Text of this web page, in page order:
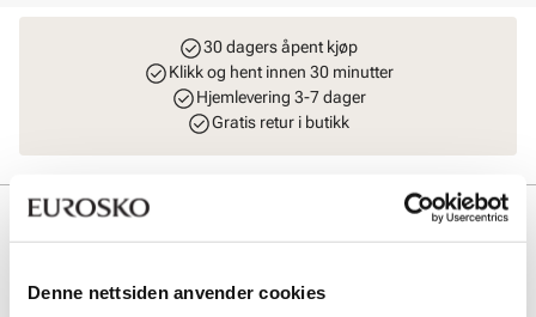
Denne nettsiden anvender cookies
30 dagers åpent kjøp
Klikk og hent innen 30 minutter
Hjemlevering 3-7 dager
Gratis retur i butikk
Beskrivelse
komfort med en unik, dekorativ vri. Overdelen i mykt semsket skinn